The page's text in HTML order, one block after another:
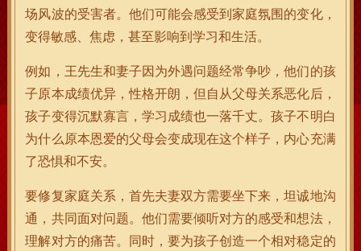
场风波的受害者。他们可能会感受到家庭氛围的变化，
变得敏感、焦虑，甚至影响到学习和生活。
例如，王先生和妻子因为外遇问题经常争吵，他们的孩
子原本成绩优异，性格开朗，但自从父母关系恶化后，
孩子变得沉默寡言，学习成绩也一落千丈。孩子不明白
为什么原本恩爱的父母会变成现在这个样子，内心充满
了恐惧和不安。
要修复家庭关系，首先夫妻双方需要坐下来，坦诚地沟
通，共同面对问题。他们需要倾听对方的感受和想法，
理解对方的痛苦。同时，要为孩子创造一个相对稳定的